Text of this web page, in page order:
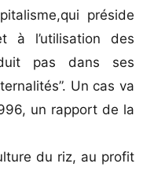
préside
à l’utilisation des
pas dans ses
Un cas va
un rapport de la
du riz, au profit